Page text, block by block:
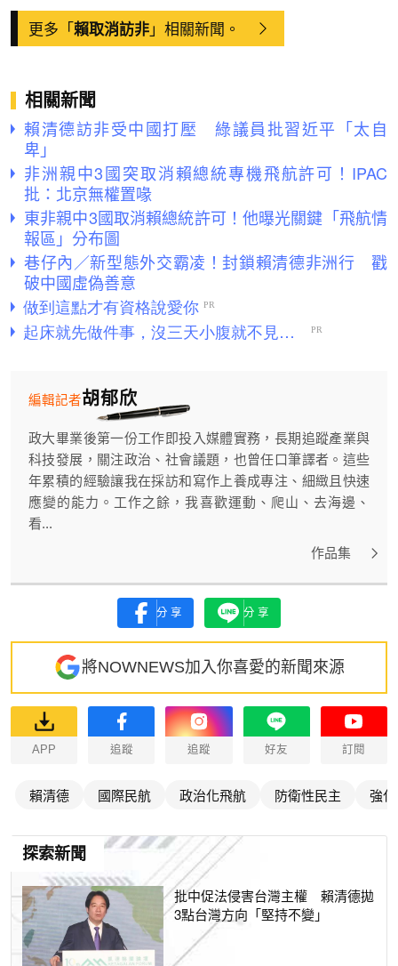
更多「賴取消訪非」相關新聞。
相關新聞
賴清德訪非受中國打壓 綠議員批習近平「太自
卑」
非洲親中3國突取消賴總統專機飛航許可！IPAC
批：北京無權置喙
東非親中3國取消賴總統許可！他曝光關鍵「飛航情
報區」分布圖
巷仔內／新型態外交霸凌！封鎖賴清德非洲行 戳
破中國虛偽善意
胡郁欣
編輯記者
政大畢業後第一份工作即投入媒體實務，長期追蹤產業與
科技發展，關注政治、社會議題，也曾任口筆譯者。這些
年累積的經驗讓我在採訪和寫作上養成專注、細緻且快速
應變的能力。工作之餘，我喜歡運動、爬山、去海邊、
看...
作品集
分享 分享
將NOWNEWS加入你喜愛的新聞來源
APP 追蹤 追蹤 好友 訂閱
賴清德 國際民航 政治化飛航 防衛性民主 強
探索新聞
批中促法侵害台灣主權 賴清德拋
3點台灣方向「堅持不變」